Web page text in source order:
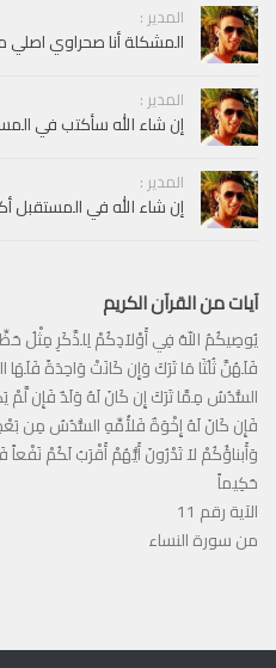
المدير :
المشكلة أنا صحراوي اصلي
المدير :
إن شاء الله سأكتب في
المدير :
إن شاء الله في المستقبل
آيات من القرآن الكريم
يُوصِيكُمُ اللّهُ فِي أَوْلاَدِكُمْ لِلذَّكَرِ مِثْلُ
فَلَهُنَّ ثُلُثَا مَا تَرَكَ وَإِن كَانَتْ وَاحِدَةً
السُّدُسُ مِمَّا تَرَكَ إِن كَانَ لَهُ وَلَدٌ فَإِن لَّمْ
فَإِن كَانَ لَهُ إِخْوَةٌ فَلأُمِّهِ السُّدُسُ مِن
وَأَبناؤُكُمْ لاَ تَدْرُونَ أَيُّهُمْ أَقْرَبُ لَكُمْ نَفْعاً
حَكِيماً
الآية رقم 11
من سورة النساء